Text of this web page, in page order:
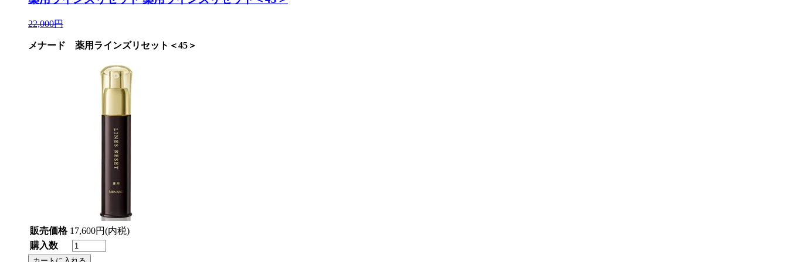
22,000円
メナード 薬用ラインズリセット＜45＞
販売価格 17,600円(内税)
購入数